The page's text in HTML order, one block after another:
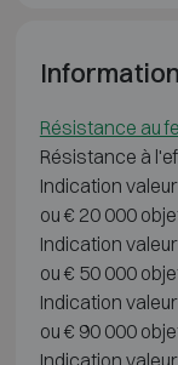
Résistance au
Résistance à
Indication
ou € 20 000
Indication
ou € 50 000
Indication
ou € 90 000
Indication